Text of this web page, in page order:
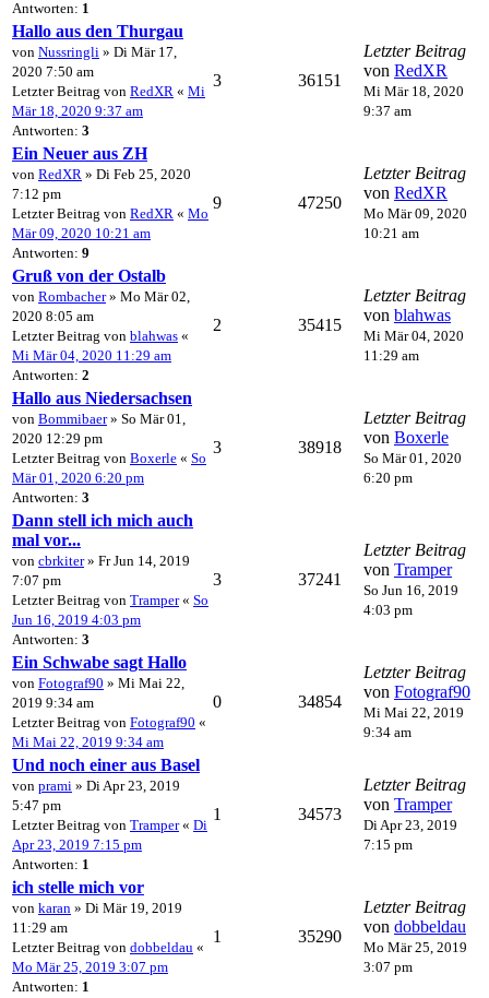
Antworten: 1
Hallo aus den Thurgau
von Nussringli » Di Mär 17,
2020 7:50 am
Letzter Beitrag von RedXR « Mi
Mär 18, 2020 9:37 am
Antworten: 3
3 36151
Letzter Beitrag
von RedXR
Mi Mär 18, 2020
9:37 am
Ein Neuer aus ZH
von RedXR » Di Feb 25, 2020
7:12 pm
Letzter Beitrag von RedXR « Mo
Mär 09, 2020 10:21 am
Antworten: 9
9 47250
Letzter Beitrag
von RedXR
Mo Mär 09, 2020
10:21 am
Gruß von der Ostalb
von Rombacher» Mo Mär 02,
2020 8:05 am
Letzter Beitrag von blahwas «
Mi Mär 04, 2020 11:29 am
Antworten: 2
2 35415
Letzter Beitrag
von blahwas
Mi Mär 04, 2020
11:29 am
Hallo aus Niedersachsen
von Bommibaer» So Mär 01,
2020 12:29 pm
Letzter Beitrag von Boxerle « So
Mär 01, 2020 6:20 pm
Antworten: 3
3 38918
Letzter Beitrag
von Boxerle
So Mär 01, 2020
6:20 pm
Dann stell ich mich auch
mal vor...
von cbrkiter» Fr Jun 14, 2019
7:07 pm
Letzter Beitrag von Tramper« So
Jun 16, 2019 4:03 pm
Antworten: 3
3 37241
Letzter Beitrag
von Tramper
So Jun 16, 2019
4:03 pm
Ein Schwabe sagt Hallo
von Fotograf90 » Mi Mai 22,
2019 9:34 am
Letzter Beitrag von Fotograf90 «
Mi Mai 22, 2019 9:34 am
0 34854
Letzter Beitrag
von Fotograf90
Mi Mai 22, 2019
9:34 am
Und noch einer aus Basel
von prami » Di Apr 23, 2019
5:47 pm
Letzter Beitrag von Tramper« Di
Apr 23, 2019 7:15 pm
Antworten: 1
1 34573
Letzter Beitrag
von Tramper
Di Apr 23, 2019
7:15 pm
ich stelle mich vor
von karan » Di Mär 19, 2019
11:29 am
Letzter Beitrag von dobbeldau «
Mo Mär 25, 2019 3:07 pm
Antworten: 1
1 35290
Letzter Beitrag
von dobbeldau
Mo Mär 25, 2019
3:07 pm